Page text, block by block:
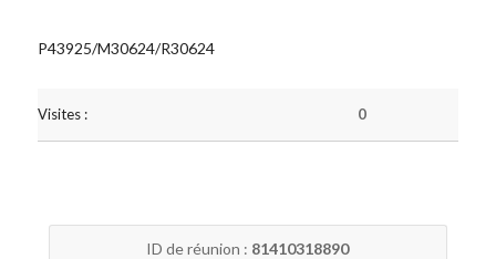
P43925/M30624/R30624
Visites : 0
ID de réunion : 81410318890